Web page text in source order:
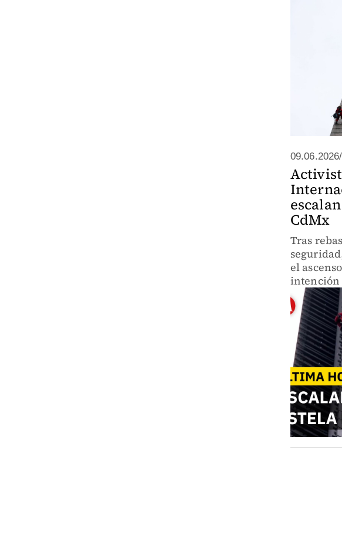
09.06.2026/
CdMx
Tras
el
intención
altura de
a las